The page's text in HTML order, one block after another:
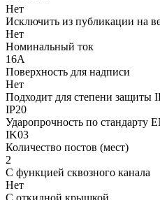
Нет
Исключить из публикации на
Нет
Номинальный ток
16А
Поверхность для надписи
Нет
Подходит для степени защиты
IP20
Ударопрочность по стандарту
IK03
Количество постов (мест)
2
С функцией сквозного канала
Нет
С откидной крышкой